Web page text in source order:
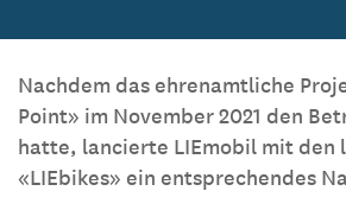
Nachdem das ehrenamtliche
Point» im November 2021 den
hatte, lancierte LIEmobil mit den
«LIEbikes» ein entsprechendes